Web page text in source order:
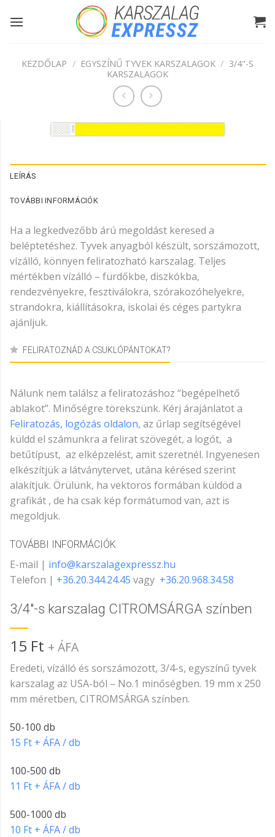
KEZDŐLAP / EGYSZÍNŰ TYVEK KARSZALAGOK / 3/4"-S
KARSZALAGOK
LEÍRÁS
TOVÁBBI INFORMÁCIÓK
Ha a legkedvezőbb árú megoldást keresed a
beléptetéshez. Tyvek anyagból készült, sorszámozott,
vízálló, könnyen feliratozható karszalag. Teljes
mértékben vízálló – fürdőkbe, diszkókba,
rendezvényekre, fesztiválokra, szórakozóhelyekre,
strandokra, kiállításokra, iskolai és céges partykra
ajánljuk.
FELIRATOZNÁD A CSUKLÓPÁNTOKAT?
Nálunk nem találsz a feliratozáshoz “begépelhető
ablakot”. Minőségre törekszünk. Kérj árajánlatot a
Feliratozás, logózás oldalon, az űrlap segítségével
küldd el számunkra a felirat szövegét, a logót, a
betűtípust, az elképzelést, amit szeretnél. Ingyenesen
elkészítjük a látványtervet, utána kérésed szerint
alakítjuk. Örülünk, ha vektoros formában küldöd a
grafikát , de ha csak kép formátumod van, azt is
megoldjuk.
TOVÁBBI INFORMÁCIÓK
E-mail | info@karszalagexpressz.hu
Telefon | +36.20.344.24.45 vagy +36.20.968.34.58
3/4″-s karszalag CITROMSÁRGA színben
15 Ft + ÁFA
Eredeti, vízálló és sorszámozott, 3/4-s, egyszínű tyvek
karszalag az USA-ból – No.1 minőségben. 19 mm x 250
mm méretben, CITROMSÁRGA színben.
50-100 db
15 Ft + ÁFA / db
100-500 db
11 Ft + ÁFA / db
500-1000 db
10 Ft + ÁFA / db